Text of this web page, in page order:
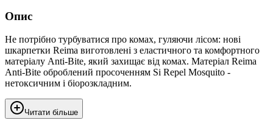
Опис
Не потрібно турбуватися про комах, гуляючи лісом: нові
шкарпетки Reima виготовлені з еластичного та комфортного
матеріалу Anti-Bite, який захищає від комах. Матеріал Reima
Anti-Bite оброблений просоченням Si Repel Mosquito -
нетоксичним і біорозкладним.
Читати більше